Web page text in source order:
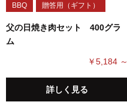
BBQ
贈答用（ギフト）
父の日焼き肉セット 400グラ
ム
￥5,184 ～
詳しく見る